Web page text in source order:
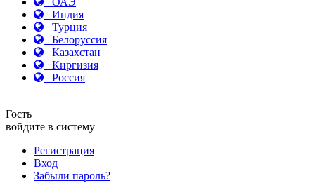
Индия
Турция
Белоруссия
Казахстан
Киргизия
Россия
Гость
войдите в систему
Регистрация
Вход
Забыли пароль?